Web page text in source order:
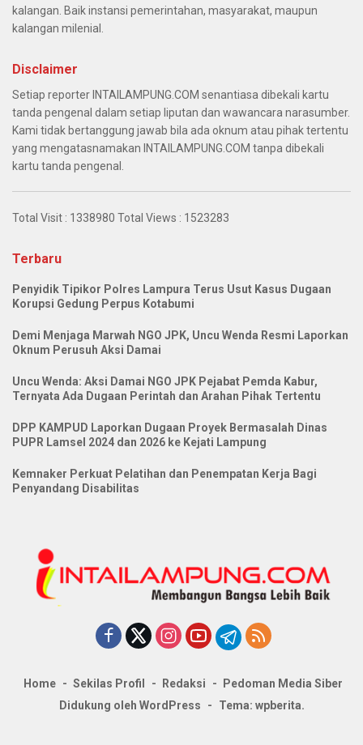
kalangan. Baik instansi pemerintahan, masyarakat, maupun
kalangan milenial.
Disclaimer
Setiap reporter INTAILAMPUNG.COM senantiasa dibekali kartu
tanda pengenal dalam setiap liputan dan wawancara narasumber.
Kami tidak bertanggung jawab bila ada oknum atau pihak tertentu
yang mengatasnamakan INTAILAMPUNG.COM tanpa dibekali
kartu tanda pengenal.
Total Visit : 1338980 Total Views : 1523283
Terbaru
Penyidik Tipikor Polres Lampura Terus Usut Kasus Dugaan
Korupsi Gedung Perpus Kotabumi
Demi Menjaga Marwah NGO JPK, Uncu Wenda Resmi Laporkan
Oknum Perusuh Aksi Damai
Uncu Wenda: Aksi Damai NGO JPK Pejabat Pemda Kabur,
Ternyata Ada Dugaan Perintah dan Arahan Pihak Tertentu
DPP KAMPUD Laporkan Dugaan Proyek Bermasalah Dinas
PUPR Lamsel 2024 dan 2026 ke Kejati Lampung
Kemnaker Perkuat Pelatihan dan Penempatan Kerja Bagi
Penyandang Disabilitas
Home Sekilas Profil Redaksi
Pedoman Media Siber
Didukung oleh WordPress
- Tema: wpberita.